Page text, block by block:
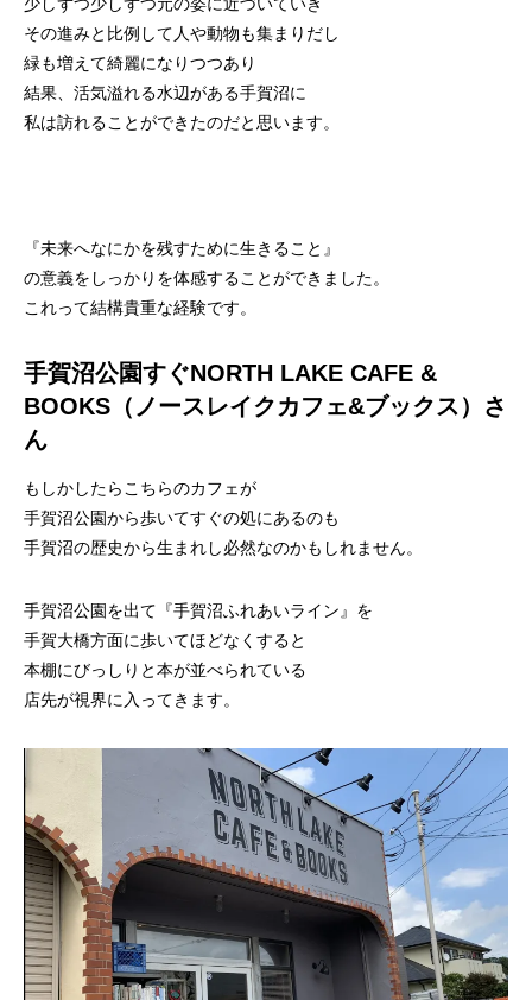
その進みと比例して人や動物も集まりだし
緑も増えて綺麗になりつつあり
結果、活気溢れる水辺がある手賀沼に
私は訪れることができたのだと思います。
『未来へなにかを残すために生きること』
の意義をしっかりを体感することができました。
これって結構貴重な経験です。
手賀沼公園すぐNORTH LAKE CAFE &
BOOKS（ノースレイクカフェ&ブックス）さ
ん
もしかしたらこちらのカフェが
手賀沼公園から歩いてすぐの処にあるのも
手賀沼の歴史から生まれし必然なのかもしれません。
手賀沼公園を出て『手賀沼ふれあいライン』を
手賀大橋方面に歩いてほどなくすると
本棚にびっしりと本が並べられている
店先が視界に入ってきます。